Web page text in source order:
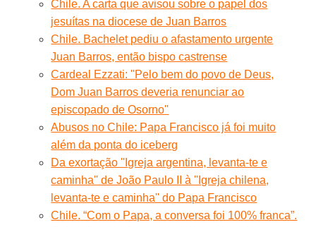
Chile. A carta que avisou sobre o papel dos
jesuítas na diocese de Juan Barros
Chile. Bachelet pediu o afastamento urgente
Juan Barros, então bispo castrense
Cardeal Ezzati: ''Pelo bem do povo de Deus,
Dom Juan Barros deveria renunciar ao
episcopado de Osorno''
Abusos no Chile: Papa Francisco já foi muito
além da ponta do iceberg
Da exortação ''Igreja argentina, levanta-te e
caminha'' de João Paulo II à ''Igreja chilena,
levanta-te e caminha'' do Papa Francisco
Chile. “Com o Papa, a conversa foi 100% franca”.